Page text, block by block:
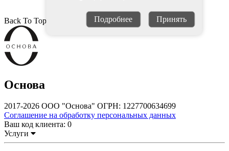
Back To Top
Основа
2017-2026 ООО "Основа" ОГРН: 1227700634699
Соглашение на обработку персональных данных
Ваш код клиента: 0
Услуги
Подробнее Принять